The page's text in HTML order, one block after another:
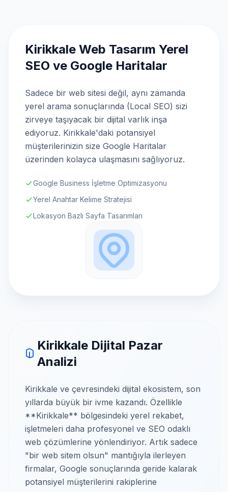
Kirikkale Web Tasarım Yerel
SEO ve Google Haritalar
Sadece bir web sitesi değil, aynı zamanda
yerel arama sonuçlarında (Local SEO) sizi
zirveye taşıyacak bir dijital varlık inşa
ediyoruz. Kirikkale'daki potansiyel
müşterilerinizin size Google Haritalar
üzerinden kolayca ulaşmasını sağlıyoruz.
Google Business İşletme Optimizasyonu
Yerel Anahtar Kelime Stratejisi
Lokasyon Bazlı Sayfa Tasarımları
Kirikkale Dijital Pazar
Analizi
Kirikkale ve çevresindeki dijital ekosistem, son
yıllarda büyük bir ivme kazandı. Özellikle
**Kirikkale** bölgesindeki yerel rekabet,
işletmeleri daha profesyonel ve SEO odaklı
web çözümlerine yönlendiriyor. Artık sadece
"bir web sitem olsun" mantığıyla ilerleyen
firmalar, Google sonuçlarında geride kalarak
potansiyel müşterilerini rakiplerine